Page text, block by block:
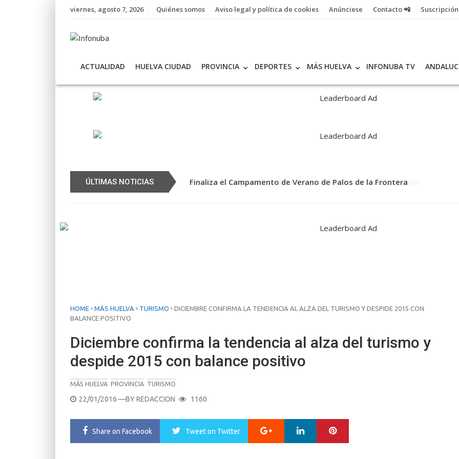
viernes, agosto 7, 2026 Quiénes somos Aviso legal y política de cookies Anúnciese Contacto 📲 Suscripción
ACTUALIDAD HUELVA CIUDAD PROVINCIA DEPORTES MÁS HUELVA INFONUBA TV
ÚLTIMAS NOTICIAS Finaliza el Campamento de Verano de Palos de la Frontera
HOME › MÁS HUELVA › TURISMO › DICIEMBRE CONFIRMA LA TENDENCIA AL ALZA DEL TURISMO Y DESPIDE 2015 CON
BALANCE POSITIVO
Diciembre confirma la tendencia al alza del turismo y
despide 2015 con balance positivo
MÁS HUELVA PROVINCIA TURISMO
POSTED
22/01/2016 —BYREDACCION 1160
Share on Facebook Tweeton Twitter Google+ LinkedIn